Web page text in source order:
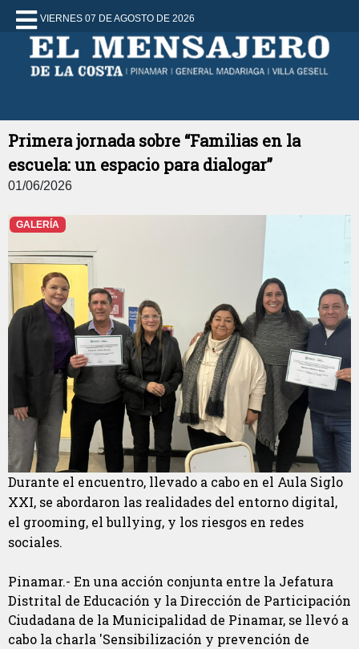
VIERNES 07 DE AGOSTO DE 2026
Primera jornada sobre “Familias en la
escuela: un espacio para dialogar”
01/06/2026
GALERÍA
Durante el encuentro, llevado a cabo en el Aula Siglo
XXI, se abordaron las realidades del entorno digital,
el grooming, el bullying, y los riesgos en redes
sociales.
Pinamar.- En una acción conjunta entre la Jefatura
Distrital de Educación y la Dirección de Participación
Ciudadana de la Municipalidad de Pinamar, se llevó a
cabo la charla 'Sensibilización y prevención de